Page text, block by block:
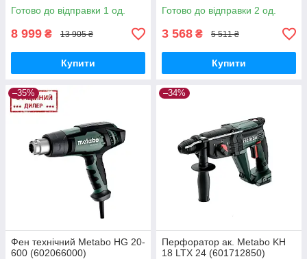
Готово до відправки 1 од.
8 999 ₴ 13 905 ₴
Купити
Готово до відправки 2 од.
3 568 ₴ 5 511 ₴
Купити
–35%
Фен технічний Metabo HG 20-
600 (602066000)
–34%
Перфоратор ак. Metabo KH
18 LTX 24 (601712850)